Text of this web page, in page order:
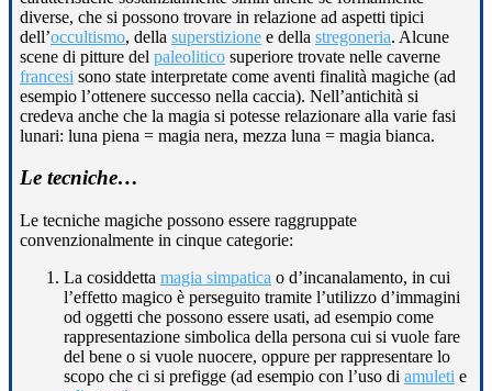
diverse, che si possono trovare in relazione ad aspetti tipici
dell’occultismo, della superstizione e della stregoneria. Alcune
scene di pitture del paleolitico superiore trovate nelle caverne
francesi sono state interpretate come aventi finalità magiche (ad
esempio l’ottenere successo nella caccia). Nell’antichità si
credeva anche che la magia si potesse relazionare alla varie fasi
lunari: luna piena = magia nera, mezza luna = magia bianca.
Le tecniche…
Le tecniche magiche possono essere raggruppate
convenzionalmente in cinque categorie:
La cosiddetta magia simpatica o d’incanalamento, in cui
l’effetto magico è perseguito tramite l’utilizzo d’immagini
od oggetti che possono essere usati, ad esempio come
rappresentazione simbolica della persona cui si vuole fare
del bene o si vuole nuocere, oppure per rappresentare lo
scopo che ci si prefigge (ad esempio con l’uso di amuleti e